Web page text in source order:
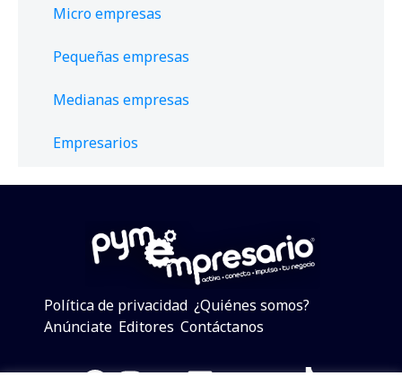
Micro empresas
Pequeñas empresas
Medianas empresas
Empresarios
Política de privacidad ¿Quiénes somos?
Anúnciate Editores Contáctanos